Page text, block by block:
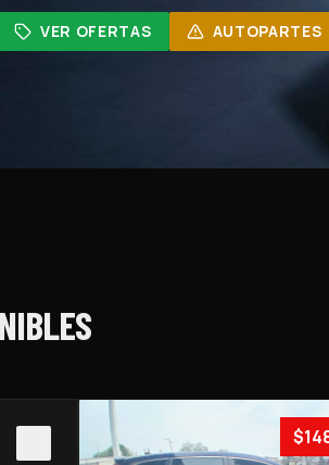
VER OFERTAS AUTOPARTES